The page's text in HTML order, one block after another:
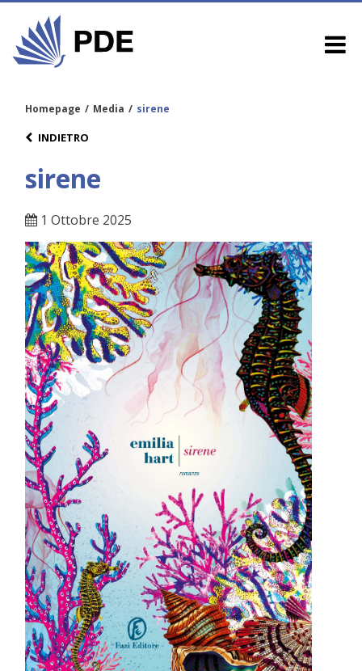
Homepage / Media / sirene
INDIETRO
sirene
1 Ottobre 2025